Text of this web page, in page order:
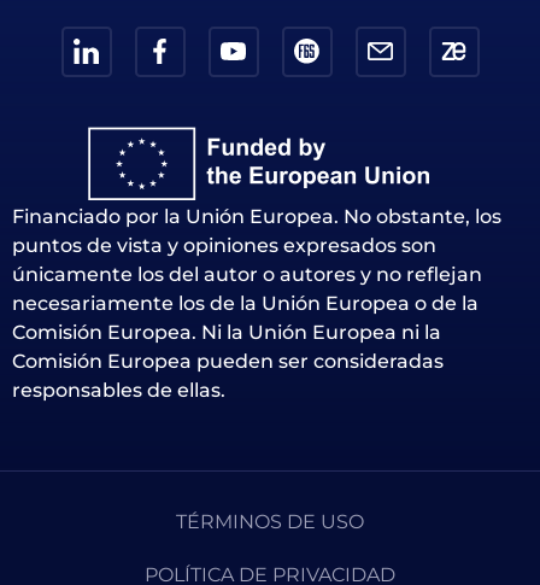
Financiado por la Unión Europea. No obstante, los
puntos de vista y opiniones expresados son
únicamente los del autor o autores y no reflejan
necesariamente los de la Unión Europea o de la
Comisión Europea. Ni la Unión Europea ni la
Comisión Europea pueden ser consideradas
responsables de ellas.
TÉRMINOS DE USO
POLÍTICA DE PRIVACIDAD